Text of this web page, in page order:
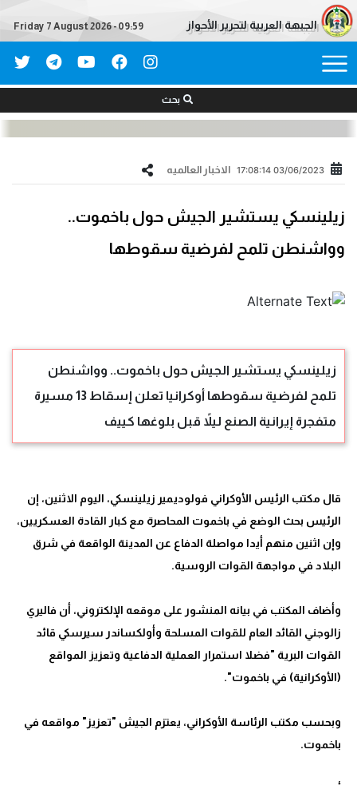
الجبهة العربية لتحرير الأحواز Friday 7 August 2026 - 09:59
بحث
03/06/2023 17:08:14 الاخبار العالمیه
زيلينسكي يستشير الجيش حول باخموت..
وواشنطن تلمح لفرضية سقوطها
زيلينسكي يستشير الجيش حول باخموت.. وواشنطن
تلمح لفرضية سقوطها أوكرانيا تعلن إسقاط 13 مسيرة
متفجرة إيرانية الصنع ليلاً قبل بلوغها كييف
قال مكتب الرئيس الأوكراني فولوديمير زيلينسكي، اليوم الاثنين، إن
الرئيس بحث الوضع في باخموت المحاصرة مع كبار القادة العسكريين،
وإن اثنين منهم أيدا مواصلة الدفاع عن المدينة الواقعة في شرق
وأضاف المكتب في بيانه المنشور على موقعه الإلكتروني، أن فاليري
زالوجني القائد العام للقوات المسلحة وأولكساندر سيرسكي قائد
القوات البرية "فضلا استمرار العملية الدفاعية وتعزيز المواقع
وبحسب مكتب الرئاسة الأوكراني، يعتزم الجيش "تعزيز" مواقعه في